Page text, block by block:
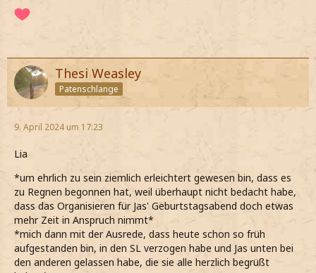
Thesi Weasley
Patenschlange
9. April 2024 um 17:23
Lia
*um ehrlich zu sein ziemlich erleichtert gewesen bin, dass es
zu Regnen begonnen hat, weil überhaupt nicht bedacht habe,
dass das Organisieren für Jas' Geburtstagsabend doch etwas
mehr Zeit in Anspruch nimmt*
*mich dann mit der Ausrede, dass heute schon so früh
aufgestanden bin, in den SL verzogen habe und Jas unten bei
den anderen gelassen habe, die sie alle herzlich begrüßt